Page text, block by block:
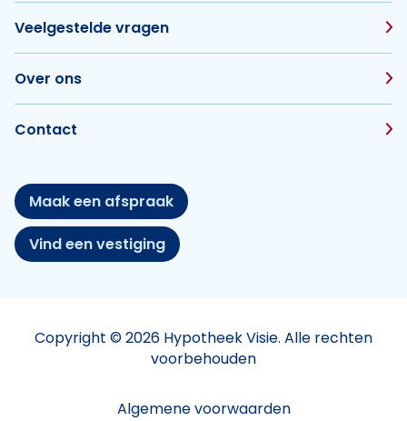
Veelgestelde vragen
Over ons
Contact
Maak een afspraak
Vind een vestiging
Copyright © 2026 Hypotheek Visie. Alle rechten
voorbehouden
Algemene voorwaarden